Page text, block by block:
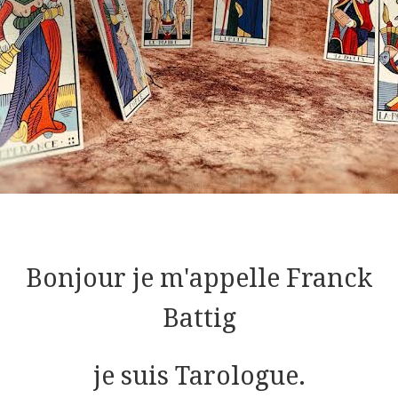
Livre
Bio
Blog
Contact
Bonjour je m'appelle Franck
Battig
je suis Tarologue.